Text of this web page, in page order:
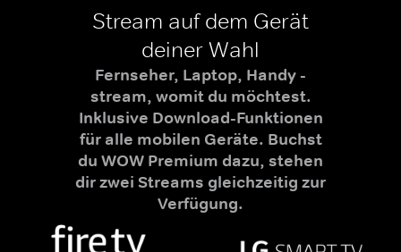
Stream auf dem Gerät
deiner Wahl
Fernseher, Laptop, Handy -
stream, womit du möchtest.
Inklusive Download-Funktionen
für alle mobilen Geräte. Buchst
du WOW Premium dazu, stehen
dir zwei Streams gleichzeitig zur
Verfügung.